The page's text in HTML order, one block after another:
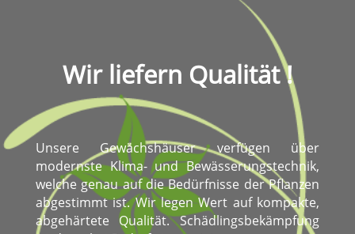
Wir liefern Qualität !
Unsere Gewächshäuser verfügen über
modernste Klima- und Bewässerungstechnik,
welche genau auf die Bedürfnisse der Pflanzen
abgestimmt ist. Wir legen Wert auf kompakte,
abgehärtete Qualität. Schädlingsbekämpfung